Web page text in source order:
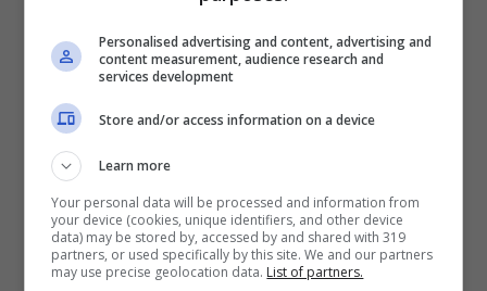
ottime sensazioni nei primi giorni di ritiro a
Milanello, è stato praticamente messo alla
porta da
nell’amichevole di oggi contro la Lumezzane, ha
deciso di non convocarlo per la spedizione
americana dei rossoneri.
Personalised advertising and content, advertising and
content measurement, audience research and
services development
Store and/or access information on a device
Learn more
Your personal data will be processed and information from
your device (cookies, unique identifiers, and other device
data) may be stored by, accessed by and shared with 319
partners, or used specifically by this site. We and our partners
may use precise geolocation data. List of partners.